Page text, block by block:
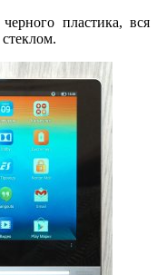
пластика, вся